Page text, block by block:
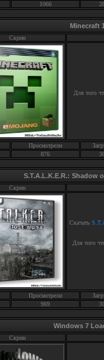
1066
Minecraft
Скрин
Для того
Просмотрели
876
S.T.A.L.K.E.R.: Shadow
Скрин
Скачать
Для того
Просмотрели
969
Windows 7
Скрин